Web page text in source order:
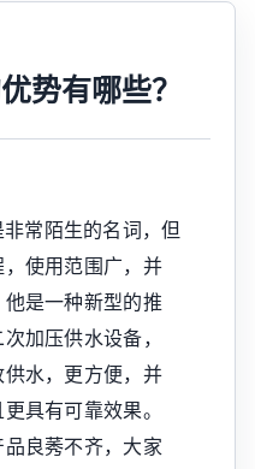
势有哪些？
常陌生的名词，但
使用范围广，并
是一种新型的推
加压供水设备，
水，更方便，并
具有可靠效果。
良莠不齐，大家